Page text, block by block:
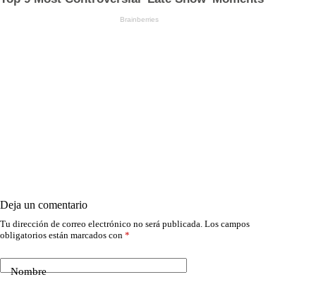
Deja un comentario
Tu dirección de correo electrónico no será publicada. Los campos
obligatorios están marcados con *
Nombre